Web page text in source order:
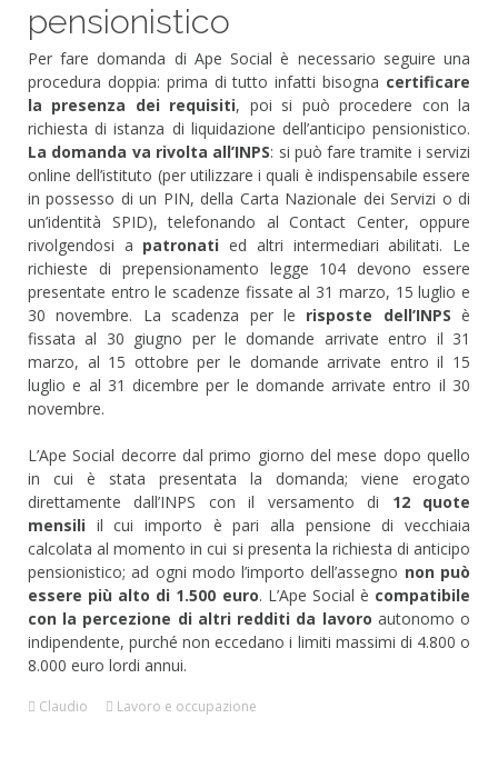
pensionistico
Per fare domanda di Ape Social è necessario seguire una
procedura doppia: prima di tutto infatti bisogna certificare
la presenza dei requisiti, poi si può procedere con la
richiesta di istanza di liquidazione dell’anticipo pensionistico.
La domanda va rivolta all’INPS: si può fare tramite i servizi
online dell’istituto (per utilizzare i quali è indispensabile essere
in possesso di un PIN, della Carta Nazionale dei Servizi o di
un’identità SPID), telefonando al Contact Center, oppure
rivolgendosi a patronati ed altri intermediari abilitati. Le
richieste di prepensionamento legge 104 devono essere
presentate entro le scadenze fissate al 31 marzo, 15 luglio e
30 novembre. La scadenza per le risposte dell’INPS è
fissata al 30 giugno per le domande arrivate entro il 31
marzo, al 15 ottobre per le domande arrivate entro il 15
luglio e al 31 dicembre per le domande arrivate entro il 30
novembre.
L’Ape Social decorre dal primo giorno del mese dopo quello
in cui è stata presentata la domanda; viene erogato
direttamente dall’INPS con il versamento di 12 quote
mensili il cui importo è pari alla pensione di vecchiaia
calcolata al momento in cui si presenta la richiesta di anticipo
pensionistico; ad ogni modo l’importo dell’assegno non può
essere più alto di 1.500 euro. L’Ape Social è compatibile
con la percezione di altri redditi da lavoro autonomo o
indipendente, purché non eccedano i limiti massimi di 4.800 o
8.000 euro lordi annui.
Claudio Lavoro e occupazione